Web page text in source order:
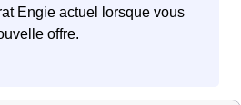
Engie actuel lorsque vous
offre.